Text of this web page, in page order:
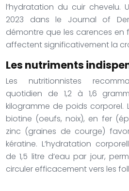
l’hydratation du cuir chevelu.
2023 dans le Journal of
démontre que les carences en
affectent significativement la
Les nutriments
Les nutritionnistes
quotidien de 1,2 à 1,6
kilogramme de poids corporel.
biotine (oeufs, noix), en fer
zinc (graines de courge)
kératine. L’hydratation
de 1,5 litre d’eau par jour,
circuler efficacement vers les